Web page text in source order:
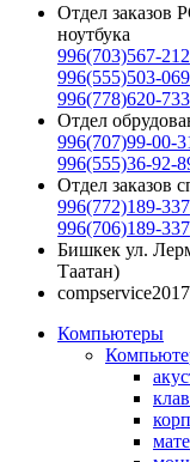
Отдел заказов
ноутбука
996(703)567-212
996(555)503-069
996(778)620-733
Отдел
996(707)99-00-
996(555)36-92-
Отдел заказов
996(772)189-337
996(706)189-337
Бишкек ул.
Таатан)
Компьютеры